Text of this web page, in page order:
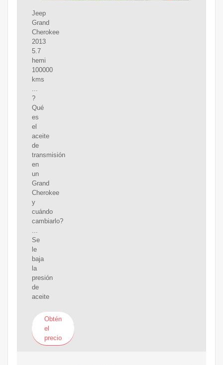
Jeep
Grand
Cherokee
2013
5.7
hemi
100000
kms
...
?
Qué
es
el
aceite
de
transmisión
en
un
Grand
Cherokee
y
cuándo
cambiarlo?
...
Se
le
baja
la
presión
de
aceite
Obtén
el
precio